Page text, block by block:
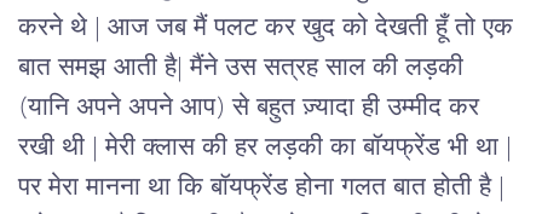
करने थे आज जब मैं पलट कर खुद को देखती हूँ तो एक
बात समझ आती है| मैंने उस सत्रह साल की लड़की
(यानि अपने अपने आप) से बहुत ज़्यादा ही उम्मीद कर
रखी थी मेरी क्लास की हर लड़की का बॉयफ्रेंड भी था
पर मेरा मानना था कि बॉयफ्रेंड होना गलत बात होती है